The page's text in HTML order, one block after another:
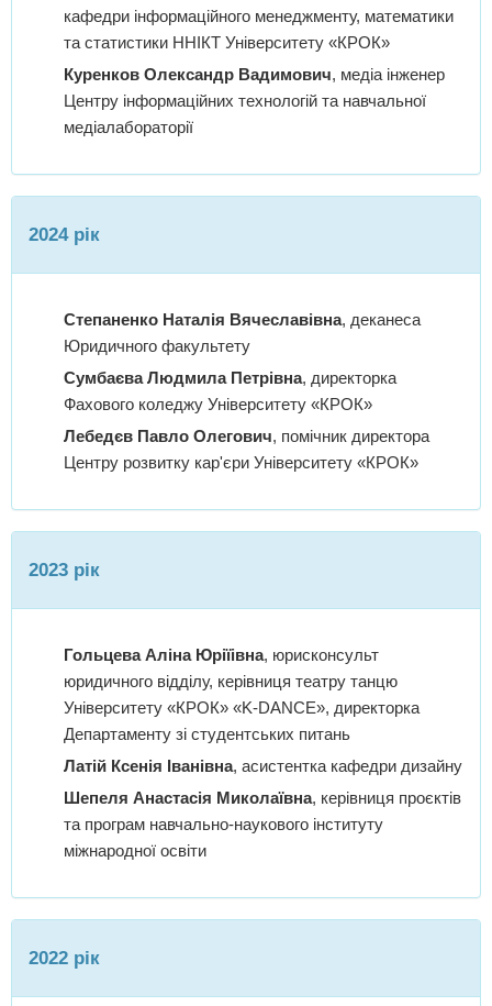
кафедри інформаційного менеджменту, математики
та статистики ННІКТ Університету «КРОК»
Куренков Олександр Вадимович, медіа інженер
Центру інформаційних технологій та навчальної
медіалабораторії
2024 рік
Степаненко Наталія Вячеславівна, деканеса
Юридичного факультету
Сумбаєва Людмила Петрівна, директорка
Фахового коледжу Університету «КРОК»
Лебедєв Павло Олегович, помічник директора
Центру розвитку кар'єри Університету «КРОК»
2023 рік
Гольцева Аліна Юріїівна, юрисконсульт
юридичного відділу, керівниця театру танцю
Університету «КРОК» «K-DANCE», директорка
Департаменту зі студентських питань
Латій Ксенія Іванівна, асистентка кафедри дизайну
Шепеля Анастасія Миколаївна, керівниця проєктів
та програм навчально-наукового інституту
міжнародної освіти
2022 рік